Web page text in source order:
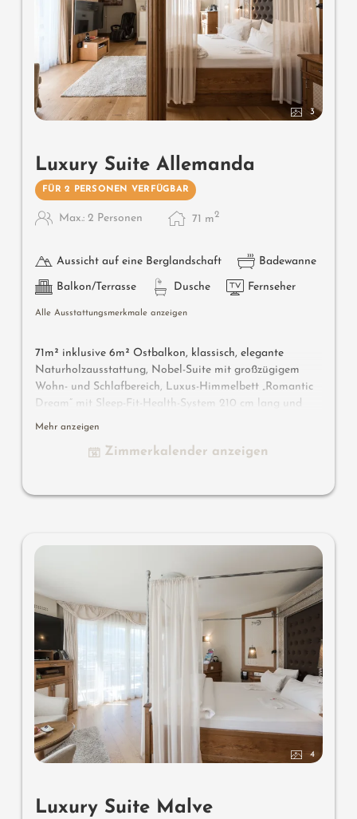
3
Luxury Suite Allemanda
FÜR 2 PERSONEN VERFÜGBAR
Max.: 2 Personen 71 m2
Aussicht auf eine Berglandschaft Badewanne
Balkon/Terrasse Dusche Fernseher
Alle Ausstattungsmerkmale anzeigen
71m² inklusive 6m² Ostbalkon, klassisch, elegante
Naturholzausstattung, Nobel-Suite mit großzügigem
Wohn- und Schlafbereich, Luxus-Himmelbett „Romantic
Dream” mit Sleep-Fit-Health-System 210 cm lang und
Sternenhimmel, großzügiges Komfort-Schranksystem,
Arbeitstisch, Romantic-Fire-Kamin, Dolby-Surround-TV
Sonnenschlössl.
Mehr anzeigen
Zimmerkalender anzeigen
4
Luxury Suite Malve